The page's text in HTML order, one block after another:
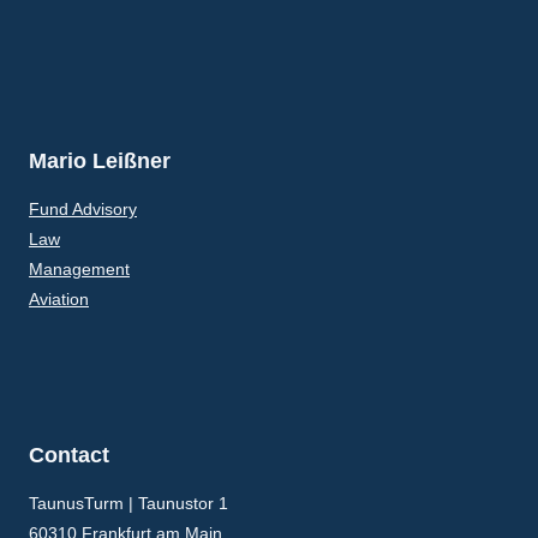
Mario Leißner
Fund Advisory
Law
Management
Aviation
Contact
TaunusTurm | Taunustor 1
60310 Frankfurt am Main